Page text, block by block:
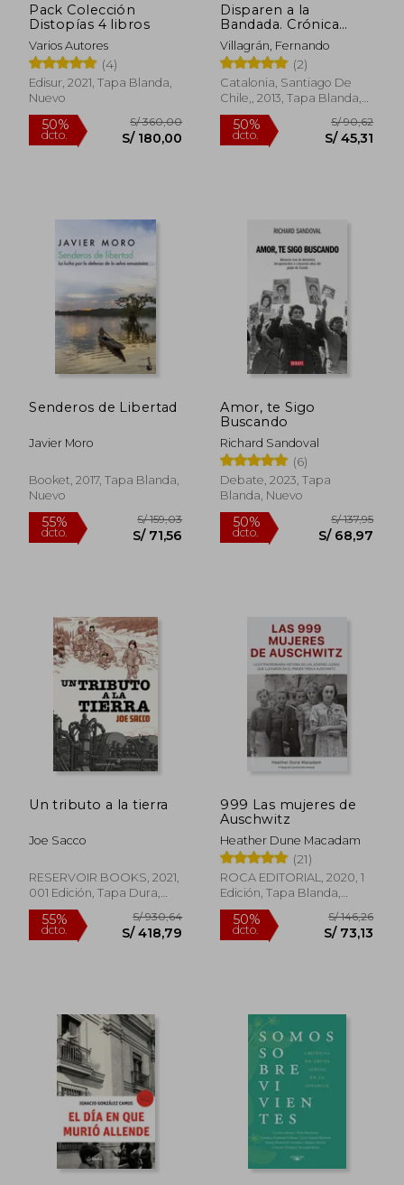
Pack Colección
Distopías 4 libros
Varios Autores
(4)
Edisur, 2021, Tapa Blanda,
Nuevo
50%
dcto.
S/ 360,00
S/ 180,00
Disparen a la
Bandada. Crónica
Secreta de los
Crímenes de las Fach
Contra Bachelet y
Otros / Fernando
Villagrán.
Villagrán, Fernando
(2)
Catalonia, Santiago De
Chile,, 2013, Tapa Blanda,
Nuevo
50%
dcto.
Senderos de Libertad
Javier Moro
Booket, 2017, Tapa Blanda,
Nuevo
55%
dcto.
S/ 159,03
S/ 71,56
Amor, te Sigo
Buscando
Richard Sandoval
(6)
Debate, 2023, Tapa
Blanda, Nuevo
50%
dcto.
Un tributo a la tierra
Joe Sacco
RESERVOIR BOOKS, 2021,
001 Edición, Tapa Dura,
Usado
999 Las mujeres de
Auschwitz
Heather Dune Macadam
(21)
ROCA EDITORIAL, 2020, 1
Edición, Tapa Blanda,
Nuevo